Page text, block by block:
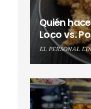
Quién
Loco vs.
EL PERSONAL